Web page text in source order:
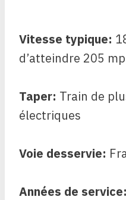
Vitesse typique:
d’atteindre 205
Taper: Train de
électriques
Voie desservie:
Années de service: